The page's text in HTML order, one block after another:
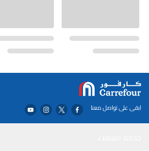
ابقى على تواصل معنا